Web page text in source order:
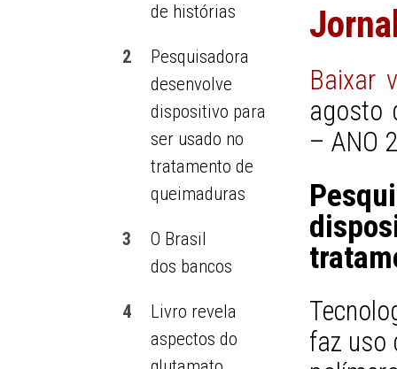
de histórias
2
Pesquisadora
desenvolve
dispositivo para
ser usado no
tratamento de
queimaduras
3
O Brasil
dos bancos
4
Livro revela
aspectos do
Baixar
agosto
– ANO
faz uso